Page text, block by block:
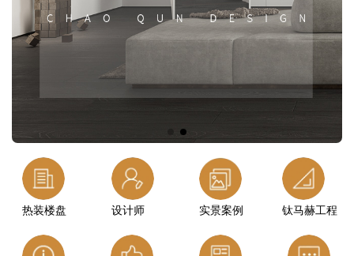
热装楼盘 设计师 实景案例 钛马赫工程